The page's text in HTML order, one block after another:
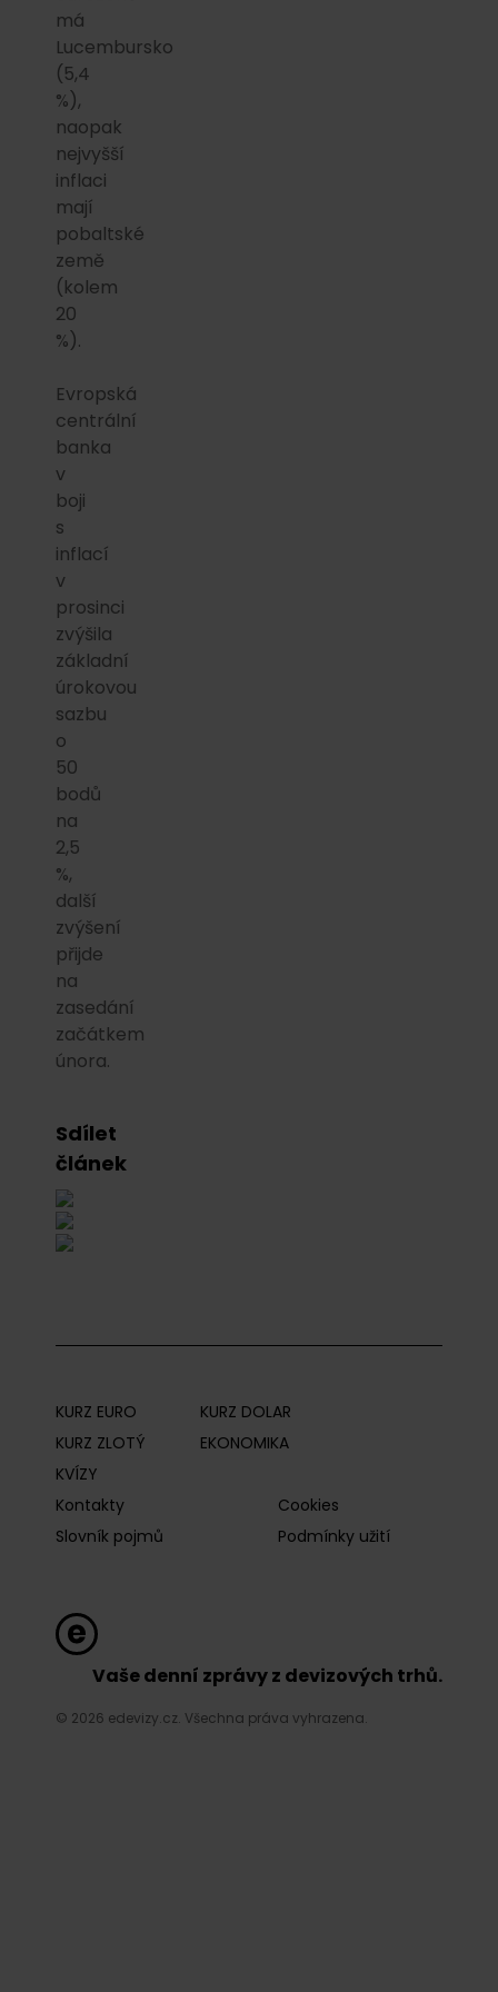
má
Lucembursko
(5,4
%),
naopak
nejvyšší
inflaci
mají
pobaltské
země
(kolem
20
%).
Evropská
centrální
banka
v
boji
s
inflací
v
prosinci
zvýšila
základní
úrokovou
sazbu
o
50
bodů
na
2,5
%,
další
zvýšení
přijde
na
zasedání
začátkem
února.
Sdílet
článek
KURZ EURO
KURZ DOLAR
KURZ ZLOTÝ
EKONOMIKA
KVÍZY
Kontakty
Cookies
Slovník pojmů
Podmínky užití
Vaše denní zprávy z devizových trhů.
© 2026 edevizy.cz. Všechna práva vyhrazena.